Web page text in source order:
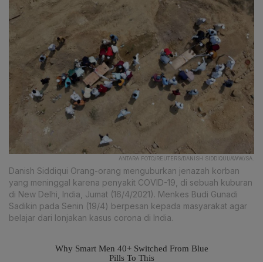
ANTARA FOTO/REUTERS/DANISH SIDDIQUI/AWW/SA.
Danish Siddiqui Orang-orang menguburkan jenazah korban
yang meninggal karena penyakit COVID-19, di sebuah kuburan
di New Delhi, India, Jumat (16/4/2021). Menkes Budi Gunadi
Sadikin pada Senin (19/4) berpesan kepada masyarakat agar
belajar dari lonjakan kasus corona di India.